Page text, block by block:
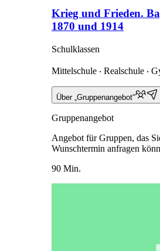
Krieg und Frieden.
1870 und 1914
Schulklassen
Mittelschule ‧ Realschule ‧
Über „Gruppenangebot“
Gruppenangebot
Angebot für Gruppen, das
Wunschtermin anfragen
90 Min.